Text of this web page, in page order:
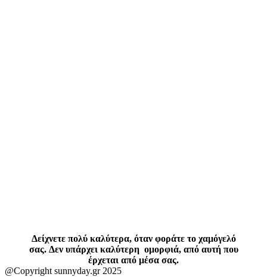
Δείχνετε πολύ καλύτερα, όταν φοράτε το χαμόγελό
σας. Δεν υπάρχει καλύτερη ομορφιά, από αυτή που
έρχεται από μέσα σας.
@Copyright sunnyday.gr 2025